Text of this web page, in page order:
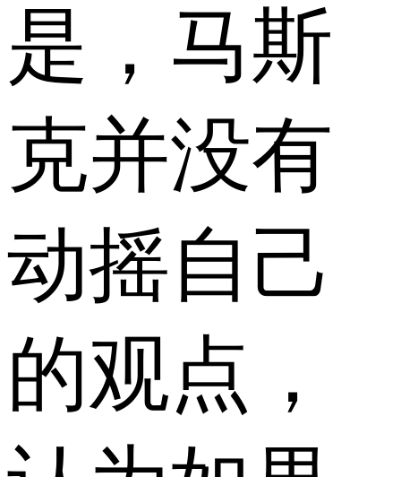
是，马斯
克并没有
动摇自己
的观点，